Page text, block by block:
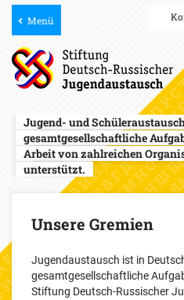
Menü
Jugend- und
gesamtgesellschaftliche
Arbeit von zahlreichen
unterstützt.
Unsere Gremien
Jugendaustausch ist in
gesamtgesellschaftliche
Stiftung Deutsch-Russischer